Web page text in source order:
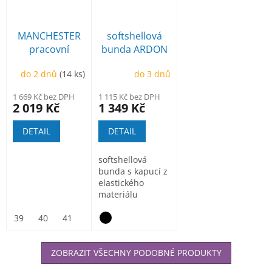
MANCHESTER
pracovní
do 2 dnů(14 ks)
1 669 Kč bez DPH
2 019 Kč
DETAIL
39 40 41 43
softshellová
bunda ARDON
do 3 dnů
1 115 Kč bez DPH
1 349 Kč
DETAIL
softshellová
bunda s kapucí z
elastického
materiálu
vnitřní část...
ZOBRAZIT VŠECHNY PODOBNÉ PRODUKTY